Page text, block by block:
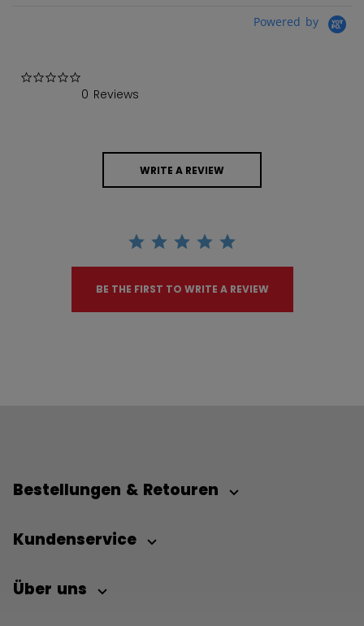
Powered by
0 Reviews
WRITE A REVIEW
BE THE FIRST TO WRITE A REVIEW
Bestellungen & Retouren
Kundenservice
Über uns